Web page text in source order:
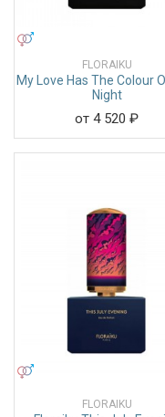
FLORAIKU
My Love Has The Colour
Night
от 4 520 ₽
FLORAIKU